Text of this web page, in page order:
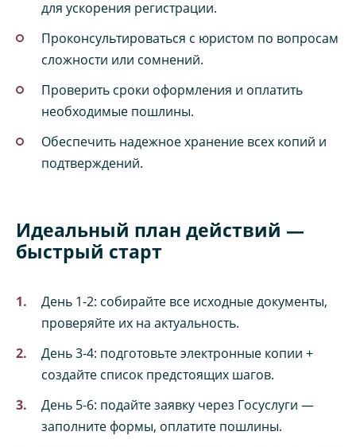
для ускорения регистрации.
Проконсультироваться с юристом по вопросам
сложности или сомнений.
Проверить сроки оформления и оплатить
необходимые пошлины.
Обеспечить надежное хранение всех копий и
подтверждений.
Идеальный план действий —
быстрый старт
День 1-2: собирайте все исходные документы,
проверяйте их на актуальность.
День 3-4: подготовьте электронные копии +
создайте список предстоящих шагов.
День 5-6: подайте заявку через Госуслуги —
заполните формы, оплатите пошлины.